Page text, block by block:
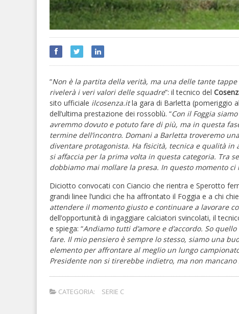
“Non è la partita della verità, ma una delle tante
rivelerà i veri valori delle squadre”: il tecnico del
sito ufficiale ilcosenza.itla gara di Barletta (pomeriggio
dell’ultima prestazione dei rossoblù. “Con il Foggia
avremmo dovuto e potuto fare di più, ma in questa
termine dell’incontro. Domani a Barletta troveremo
diventare protagonista. Ha fisicità, tecnica e qualità
si affaccia per la prima volta in questa categoria. Tra
dobbiamo mai mollare la presa. In questo momento
Diciotto convocati con Ciancio che rientra e Sperotto
grandi linee l’undici che ha affrontato il Foggia e a chi
attendere il momento giusto e continuare a lavorare
dell’opportunità di ingaggiare calciatori svincolati, il
e spiega: “Andiamo tutti d’amore e d’accordo. So
fare. Il mio pensiero è sempre lo stesso, siamo una
elemento per affrontare al meglio un lungo
Presidente non si tirerebbe indietro, ma non
CATEGORIA: SERIE C